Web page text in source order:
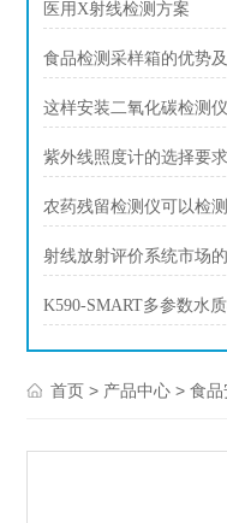
医用X射线检测方案
食品检测采样箱的优势
这样安装二氧化碳检测
紫外线照度计的选择要
农药残留检测仪可以检
射线放射评价系统市场
首页 > 产品中心 >食品